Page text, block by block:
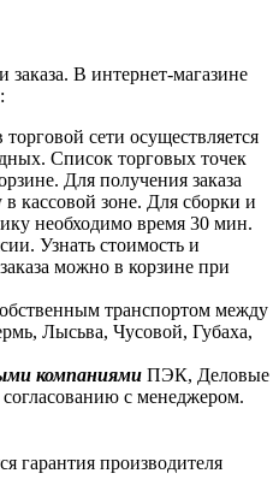
В интернет-магазине
торговой сети осуществляется
Список торговых точек
Для получения заказа
в кассовой зоне. Для сборки и
необходимо время 30 мин.
Узнать стоимость и
можно в корзине при
транспортом между
Лысьва, Чусовой, Губаха,
компаниями ПЭК, Деловые
с менеджером.
гарантия производителя